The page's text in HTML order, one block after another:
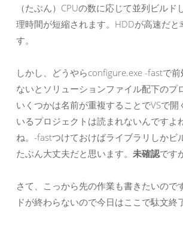
（たぶん）CPUの数に応じて並列ビルド
理時間が短縮されます。HDDが高速だと
す。
しかし、どうやらconfigure.exe -fastで
ないとソリューションファイル配下のプ
いくつかは名前が重複することでVSで開
いるプロジェクトは読まれないんですよ
ね。-fastつけておけばライブラリしかビ
たぶん大丈夫だと思います。 未確認です
さて、こっから先の作業も書きたいので
ドが終わらないので今日はここで駄文終